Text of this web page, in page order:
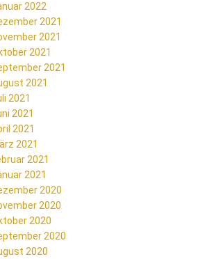
2022
2021
2021
2021
2021
2021
2021
2021
2021
2021
2021
2021
2020
2020
2020
2020
2020